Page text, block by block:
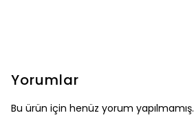
Yorumlar
Bu ürün için henüz yorum yapılmamış.